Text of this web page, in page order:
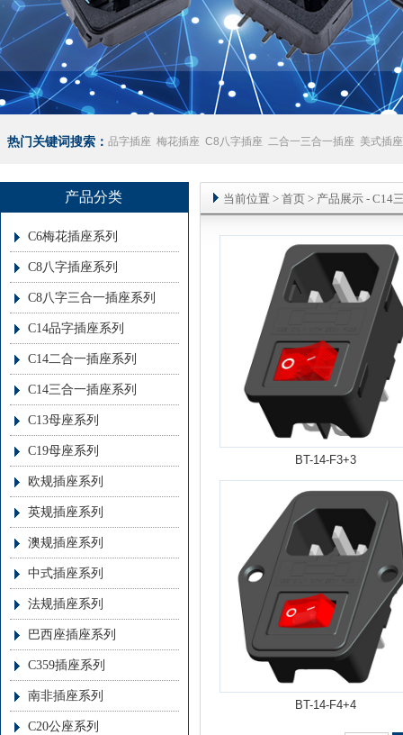
热门关键词搜索： 品字插座 梅花插座 C8八字插座 二合一三合一插座 美式插座
产品分类
C6梅花插座系列
C8八字插座系列
C8八字三合一插座系列
C14品字插座系列
C14二合一插座系列
C14三合一插座系列
C13母座系列
C19母座系列
欧规插座系列
英规插座系列
澳规插座系列
中式插座系列
法规插座系列
巴西座插座系列
C359插座系列
南非插座系列
C20公座系列
当前位置 > 首页 > 产品展示 - C14
BT-14-F3+3
BT-14-F4+4